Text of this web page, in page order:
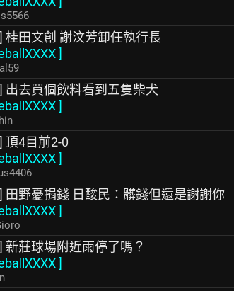
桂田文創 謝汶芳卸任執行長
]
出去買個飲料看到五隻柴犬
]
頂4目前2-0
]
田野憂捐錢 日酸民：髒錢但還是謝謝你
]
新莊球場附近雨停了嗎？
]